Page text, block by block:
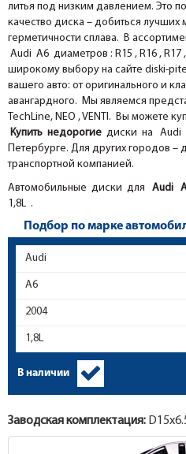
литья под низким давлением. Это
качество диска – добиться лучших
герметичности сплава. В
Audi A6 диаметров : R15 , R16 , R17
широкому выбору на сайте diski-
вашего авто: от оригинального и
авангардного. Мы являемся
TechLine, NEO , VENTI. Вы можете
Купить недорогие диски на Audi
Петербурге. Для других городов –
транспортной компанией.
Автомобильные диски для
Audi
1,8L .
Подбор по марке
В наличии
Заводская комплектация: D15x